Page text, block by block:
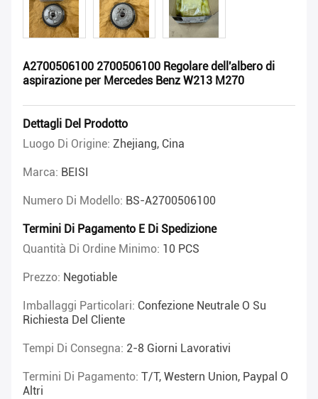
A2700506100 2700506100 Regolare dell'albero di
aspirazione per Mercedes Benz W213 M270
Dettagli Del Prodotto
Luogo Di Origine: Zhejiang, Cina
Marca: BEISI
Numero Di Modello: BS-A2700506100
Termini Di Pagamento E Di Spedizione
Quantità Di Ordine Minimo: 10 PCS
Prezzo: Negotiable
Imballaggi Particolari: Confezione Neutrale O Su
Richiesta Del Cliente
Tempi Di Consegna: 2-8 Giorni Lavorativi
Termini Di Pagamento: T/T, Western Union, Paypal O
Altri